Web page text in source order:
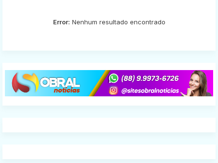
Error: Nenhum resultado encontrado